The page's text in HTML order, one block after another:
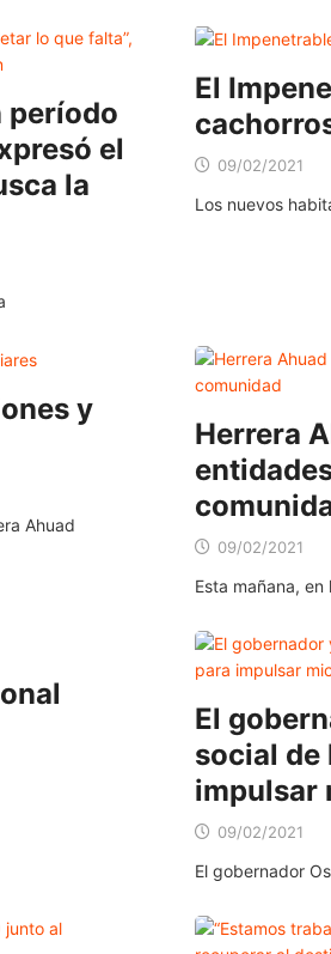
período
el
la
El
09/02/2021
Los nuevos
y
Ahuad
Herrera
09/02/2021
Esta mañana, en
El
social de
impulsar
09/02/2021
El gobernador